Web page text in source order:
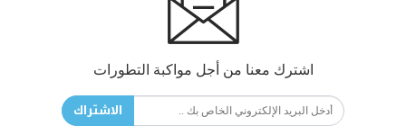
اشترك معنا من أجل مواكبة التطورات
الاشتراك